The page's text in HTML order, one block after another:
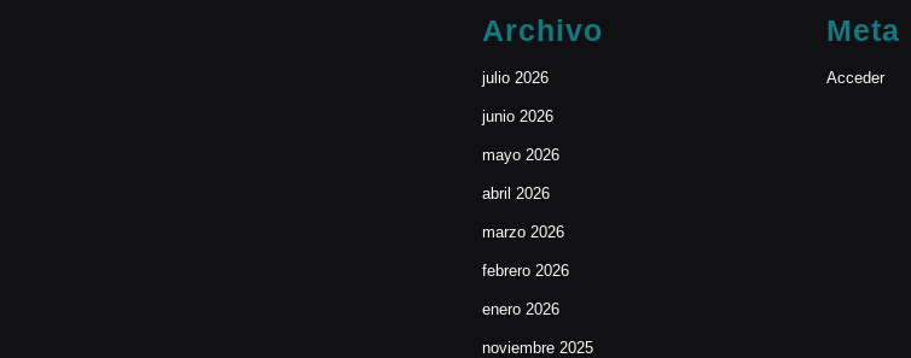
Archivo
julio 2026
junio 2026
mayo 2026
abril 2026
marzo 2026
febrero 2026
enero 2026
noviembre 2025
Meta
Acceder